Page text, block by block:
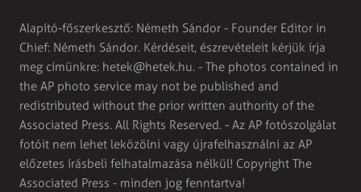
Alapító-főszerkesztő: Németh Sándor - Founder Editor in
Chief: Németh Sándor. Kérdéseit, észrevételeit kérjük írja
meg címünkre: hetek@hetek.hu. - The photos contained in
the AP photo service may not be published and
redistributed without the prior written authority of the
Associated Press. All Rights Reserved. - Az AP fotószolgálat
fotóit nem lehet leközölni vagy újrafelhasználni az AP
előzetes írásbeli felhatalmazása nélkül! Copyright The
Associated Press - minden jog fenntartva!